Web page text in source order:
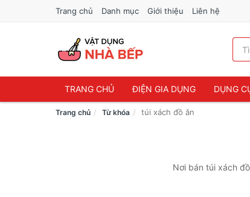
Trang chủ Danh mục Giới thiệu Liên hệ
TRANG CHỦ ĐIỆN GIA DỤNG DỤNG
Trang chủ Từ khóa túi xách đồ ăn
Nơi bán túi xách